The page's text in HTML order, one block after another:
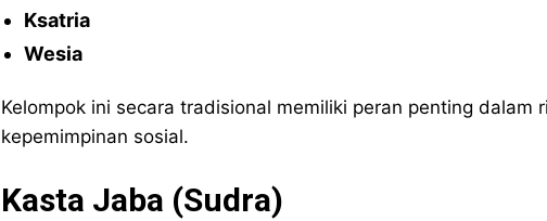
Ksatria
Wesia
Kelompok ini secara tradisional memiliki peran penting
kepemimpinan sosial.
Kasta Jaba (Sudra)